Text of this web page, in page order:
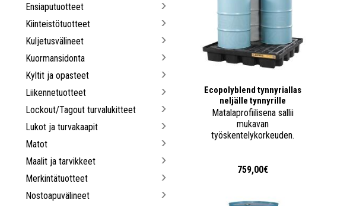
Ensiaputuotteet
Kiinteistötuotteet
Kuljetusvälineet
Kuormansidonta
Kyltit ja opasteet
Liikennetuotteet
Lockout/Tagout turvalukitteet
Lukot ja turvakaapit
Matot
Maalit ja tarvikkeet
Merkintätuotteet
Nostoapuvälineet
Ecopolyblend tynnyriallas
neljälle tynnyrille
Matalaprofiilisena sallii
mukavan
työskentelykorkeuden.
759,00€